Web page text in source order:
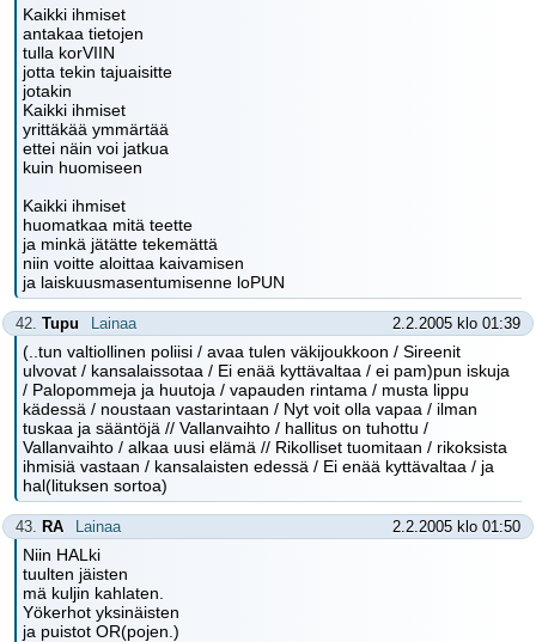
Kaikki ihmiset
antakaa tietojen
tulla korVIIN
jotta tekin tajuaisitte
jotakin
Kaikki ihmiset
yrittäkää ymmärtää
ettei näin voi jatkua
kuin huomiseen
Kaikki ihmiset
huomatkaa mitä teette
ja minkä jätätte tekemättä
niin voitte aloittaa kaivamisen
ja laiskuusmasentumisenne loPUN
42. Tupu Lainaa 2.2.2005 klo 01:39
(..tun valtiollinen poliisi / avaa tulen väkijoukkoon / Sireenit
ulvovat / kansalaissotaa / Ei enää kyttävaltaa / ei pam)pun iskuja
/ Palopommeja ja huutoja / vapauden rintama / musta lippu
kädessä / noustaan vastarintaan / Nyt voit olla vapaa / ilman
tuskaa ja sääntöjä // Vallanvaihto / hallitus on tuhottu /
Vallanvaihto / alkaa uusi elämä // Rikolliset tuomitaan / rikoksista
ihmisiä vastaan / kansalaisten edessä / Ei enää kyttävaltaa / ja
hal(lituksen sortoa)
43. RA Lainaa 2.2.2005 klo 01:50
Niin HALki
tuulten jäisten
mä kuljin kahlaten.
Yökerhot yksinäisten
ja puistot OR(pojen.)